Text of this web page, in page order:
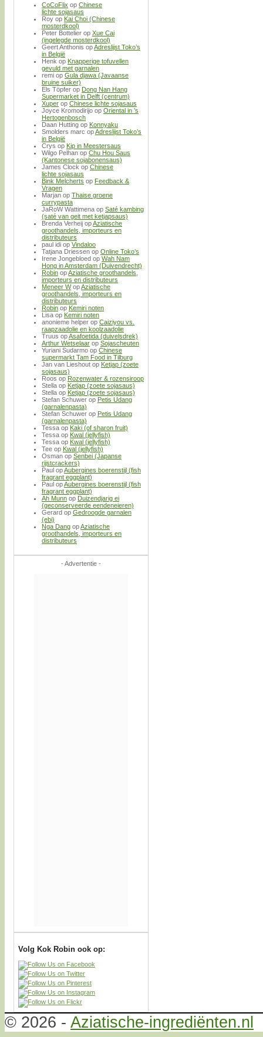
CoCoFlix op Chinese
lichte sojasaus
Roy op Kai Choi (Chinese
mosterdkool)
Peter Bottelier op Xue Cai
(ingelegde mosterdkool)
Geert Anthonis opAdreslijst Toko’s
in België
Henk op Knapperige tofuvellen
gevuld met garnalen
remi op Gula djawa (Javaanse
bruine suiker)
Els Töpfer op Dong Nan Hang
Supermarket in Delft (centrum)
Xuper op Chinese lichte sojasaus
Joyce Kromodirijo op Oriental in ’s
Hertogenbosch
Daan Hutting op Konnyaku
Smolders marc opAdreslijst Toko’s
in België
Crys op Kip in Meestersaus
Wilgo Pelhan op Chu Hou Saus
(Kantonese sojabonensaus)
James Clock op Chinese
lichte sojasaus
Bink Melcherts op Feedback &
Vragen
Marjan op Thaise groene
currypasta
JaRoW Wattimena op Saté kambing
(saté van geit met ketjapsaus)
Brenda Verheij opAziatische
groothandels, importeurs en
distributeurs
paul idi op Vindaloo
Tatjana Driessen op Online Toko’s
Irene Jongebloed op Wah Nam
Hong in Amsterdam (Duivendrecht)
Robin opAziatische groothandels,
importeurs en distributeurs
Meneer WopAziatische
groothandels, importeurs en
distributeurs
Robin op Kemiri noten
Lisa op Kemiri noten
anonieme helper op Caiziyou vs.
raapzaadolie en koolzaadolie
Truus opAsafoetida (duivelsdrek)
Arthur Wetselaar op Sojascheuten
Yuriani Sudarmo op Chinese
supermarkt Tam Food in Tilburg
Jan van Lieshout op Ketjap (zoete
sojasaus)
Roos op Rozenwater & rozensiroop
Stella op Ketjap (zoete sojasaus)
Stella op Ketjap (zoete sojasaus)
Stefan Schuwer op Petis Udang
(garnalenpasta)
Stefan Schuwer op Petis Udang
(garnalenpasta)
Tessa op Kaki (of sharon fruit)
Tessa op Kwal (jellyfish)
Tessa op Kwal (jellyfish)
Tee op Kwal (jellyfish)
Osman op Senbei (Japanse
rijstcrackers)
Paul opAubergines boerenstijl (fish
fragrant eggplant)
Paul opAubergines boerenstijl (fish
fragrant eggplant)
Ah Munn op Duizendjarig ei
(geconserveerde eendeneieren)
Gerard op Gedroogde garnalen
(ebi)
Nga Dang opAziatische
groothandels, importeurs en
distributeurs
- Advertentie -
Volg Kok Robin ook op:
© 2026 - Aziatische-ingrediënten.nl